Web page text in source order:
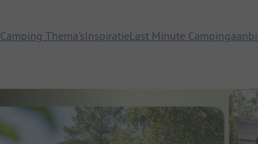
Camping Thema'sInspiratieLast Minute